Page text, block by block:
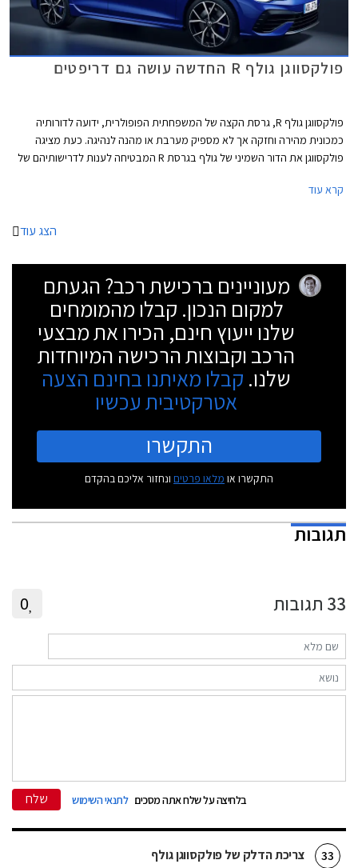
פולקסווגן גולף R החדשה עושה גם דריפטים
פולקסווגן גולף R, גרסת הקצה של המשפחתית הפופולרית, ידועה לדורותיה
כמכונית מהירה וחזקה אך לא מספיק מערבת או מהנה לנהיגה. כעת מציגה
פולקסווגן את הדור השמיני של גולף בגרסת R המבטיחה לענות לדרישותיהם של
קרא עוד
הצג עוד
מעוניינים ברכישת רכב? הגעתם
למקום הנכון. קבלו מהמומחים
שלנו ייעוץ חינם, הכירו את מבצעי
הרכב וקבוצות הרכישה המיוחדות
שלנו. קבלו מאיתנו בחינם הצעה
אטרקטיבית עכשיו
התקשרו
התקשרו או מלאו פרטים ונחזור אליכם בהקדם
תגובות
33 תגובות 0
בלחיצה על שלח אתה מסכים לתנאי השימוש שלח
33
צריכת הדלק של פולקסווגן גולף